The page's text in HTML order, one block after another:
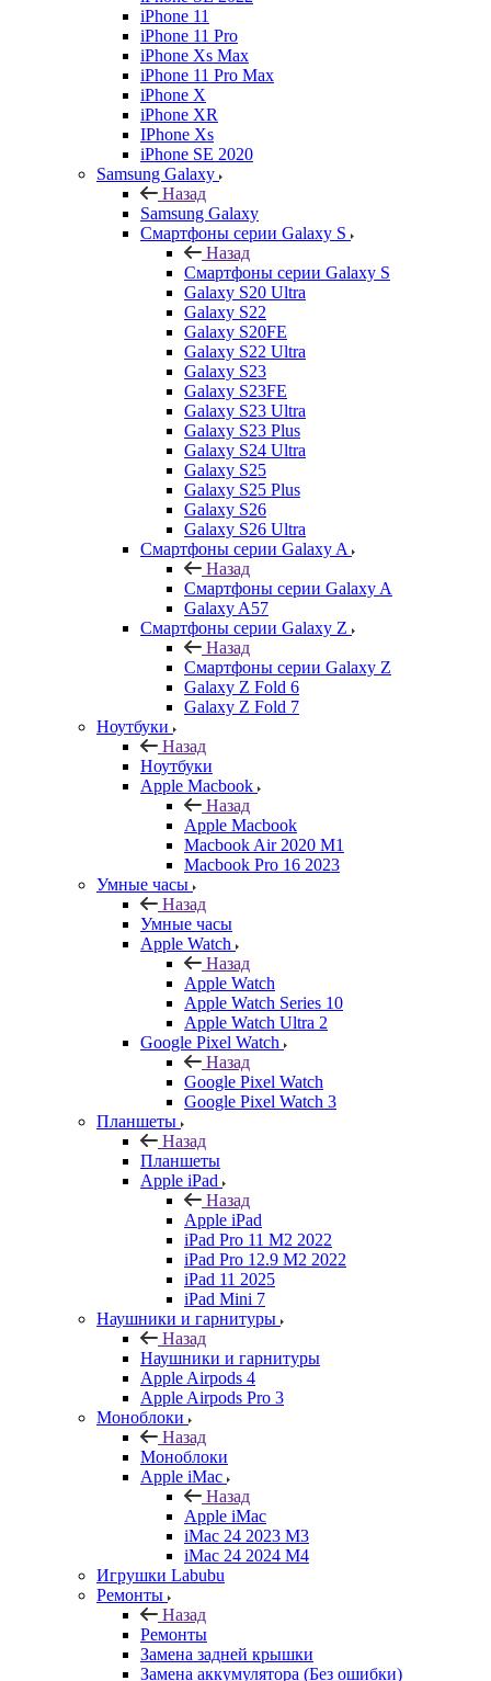
iPhone 11
iPhone 11 Pro
iPhone Xs Max
iPhone 11 Pro Max
iPhone X
iPhone XR
IPhone Xs
iPhone SE 2020
Samsung Galaxy
Назад
Samsung Galaxy
Смартфоны серии Galaxy S
Назад
Смартфоны серии Galaxy S
Galaxy S20 Ultra
Galaxy S22
Galaxy S20FE
Galaxy S22 Ultra
Galaxy S23
Galaxy S23FE
Galaxy S23 Ultra
Galaxy S23 Plus
Galaxy S24 Ultra
Galaxy S25
Galaxy S25 Plus
Galaxy S26
Galaxy S26 Ultra
Смартфоны серии Galaxy A
Назад
Смартфоны серии Galaxy A
Galaxy A57
Смартфоны серии Galaxy Z
Назад
Смартфоны серии Galaxy Z
Galaxy Z Fold 6
Galaxy Z Fold 7
Ноутбуки
Назад
Ноутбуки
Apple Macbook
Назад
Apple Macbook
Macbook Air 2020 M1
Macbook Pro 16 2023
Умные часы
Назад
Умные часы
Apple Watch
Назад
Apple Watch
Apple Watch Series 10
Apple Watch Ultra 2
Google Pixel Watch
Назад
Google Pixel Watch
Google Pixel Watch 3
Планшеты
Назад
Планшеты
Apple iPad
Назад
Apple iPad
iPad Pro 11 M2 2022
iPad Pro 12.9 M2 2022
iPad 11 2025
iPad Mini 7
Наушники и гарнитуры
Назад
Наушники и гарнитуры
Apple Airpods 4
Apple Airpods Pro 3
Моноблоки
Назад
Моноблоки
Apple iMac
Назад
Apple iMac
iMac 24 2023 M3
iMac 24 2024 M4
Игрушки Labubu
Ремонты
Назад
Ремонты
Замена задней крышки
Замена аккумулятора (Без ошибки)